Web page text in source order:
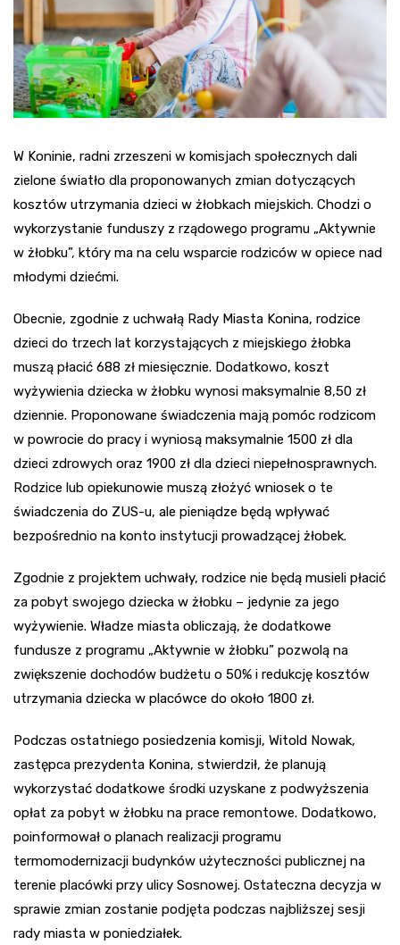
W Koninie, radni zrzeszeni w komisjach społecznych dali
zielone światło dla proponowanych zmian dotyczących
kosztów utrzymania dzieci w żłobkach miejskich. Chodzi o
wykorzystanie funduszy z rządowego programu „Aktywnie
w żłobku”, który ma na celu wsparcie rodziców w opiece nad
młodymi dziećmi.
Obecnie, zgodnie z uchwałą Rady Miasta Konina, rodzice
dzieci do trzech lat korzystających z miejskiego żłobka
muszą płacić 688 zł miesięcznie. Dodatkowo, koszt
wyżywienia dziecka w żłobku wynosi maksymalnie 8,50 zł
dziennie. Proponowane świadczenia mają pomóc rodzicom
w powrocie do pracy i wyniosą maksymalnie 1500 zł dla
dzieci zdrowych oraz 1900 zł dla dzieci niepełnosprawnych.
Rodzice lub opiekunowie muszą złożyć wniosek o te
świadczenia do ZUS-u, ale pieniądze będą wpływać
bezpośrednio na konto instytucji prowadzącej żłobek.
Zgodnie z projektem uchwały, rodzice nie będą musieli płacić
za pobyt swojego dziecka w żłobku – jedynie za jego
wyżywienie. Władze miasta obliczają, że dodatkowe
fundusze z programu „Aktywnie w żłobku” pozwolą na
zwiększenie dochodów budżetu o 50% i redukcję kosztów
utrzymania dziecka w placówce do około 1800 zł.
Podczas ostatniego posiedzenia komisji, Witold Nowak,
zastępca prezydenta Konina, stwierdził, że planują
wykorzystać dodatkowe środki uzyskane z podwyższenia
opłat za pobyt w żłobku na prace remontowe. Dodatkowo,
poinformował o planach realizacji programu
termomodernizacji budynków użyteczności publicznej na
terenie placówki przy ulicy Sosnowej. Ostateczna decyzja w
sprawie zmian zostanie podjęta podczas najbliższej sesji
rady miasta w poniedziałek.